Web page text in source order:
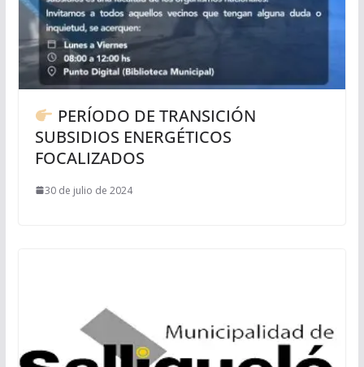
PERÍODO DE TRANSICIÓN
SUBSIDIOS ENERGÉTICOS
FOCALIZADOS
30 de julio de 2024